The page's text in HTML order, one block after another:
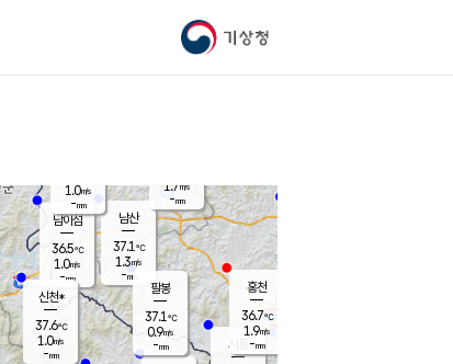
기상청
남이섬
36.5℃
1.0m/s
-mm
남산
37.1℃
1.3m/s
-mm
팔봉
37.1℃
0.9m/s
-mm
1.0m/s
-mm
신천*
37.6℃
1.0m/s
-mm
시동
홍천
36.7℃
1.9m/s
-mm
1.7 m/s
-mm